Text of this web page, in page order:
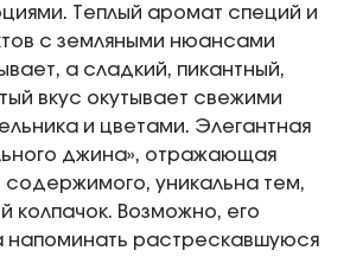
Теплый аромат специй и
с земляными нюансами
а сладкий, пикантный,
вкус окутывает свежими
и цветами. Элегантная
джина», отражающая
содержимого, уникальна тем,
колпачок. Возможно, его
напоминать растрескавшуюся